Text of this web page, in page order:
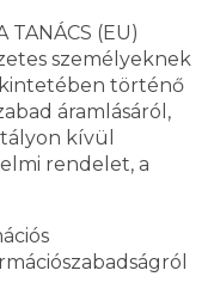
TANÁCS (EU)
személyeknek
történő
áramlásáról,
kívül
rendelet, a